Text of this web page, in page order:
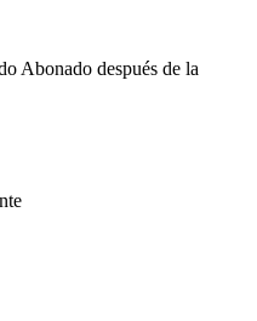
Abonado después de la